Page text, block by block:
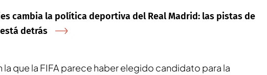
cambia la política deportiva del Real Madrid: las pistas de
detrás
la que la FIFA parece haber elegido candidato para la